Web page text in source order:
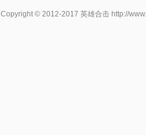
Copyright © 2012-2017 英雄合击 http://